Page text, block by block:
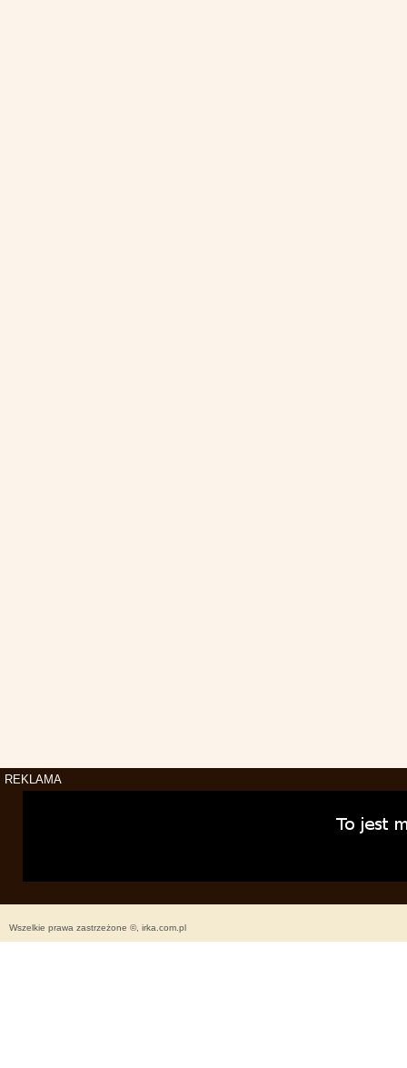
REKLAMA
Wszelkie prawa zastrzeżone ©, irka.com.pl